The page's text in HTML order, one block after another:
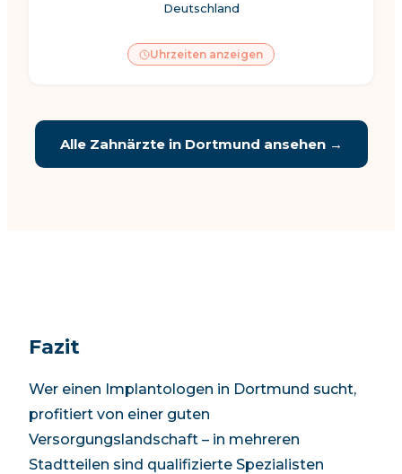
Deutschland
Uhrzeiten anzeigen
Alle Zahnärzte in Dortmund ansehen →
Fazit
Wer einen Implantologen in Dortmund sucht,
profitiert von einer guten
Versorgungslandschaft – in mehreren
Stadtteilen sind qualifizierte Spezialisten